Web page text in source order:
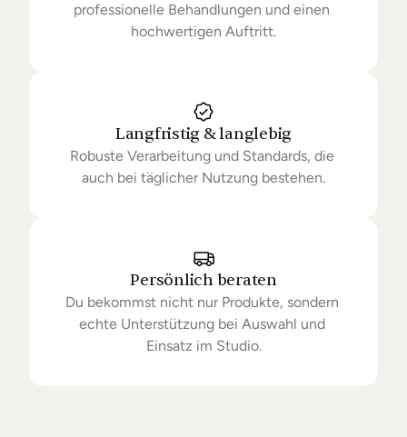
professionelle Behandlungen und einen
hochwertigen Auftritt.
Langfristig & langlebig
Robuste Verarbeitung und Standards, die
auch bei täglicher Nutzung bestehen.
Persönlich beraten
Du bekommst nicht nur Produkte, sondern
echte Unterstützung bei Auswahl und
Einsatz im Studio.